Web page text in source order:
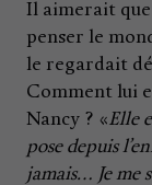
Il aimerait que
penser le
le regardait
Comment lui
Nancy ? «Elle
pose depuis
jamais… Je me